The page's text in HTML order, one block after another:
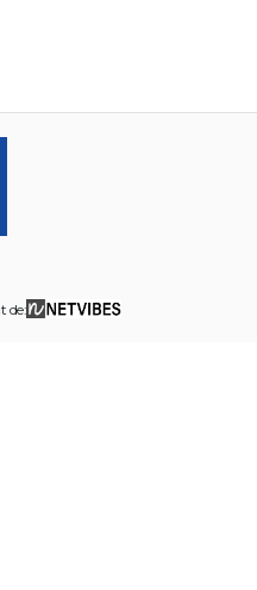
de: